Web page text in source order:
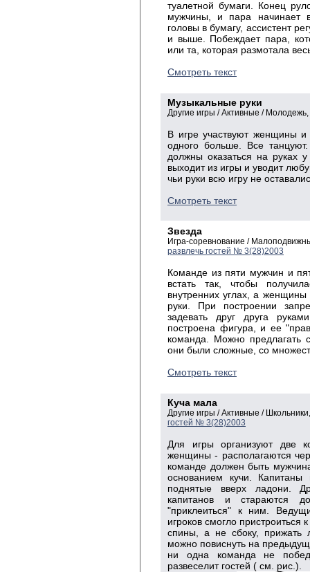
туалетной бумаги. Конец
мужчины, и пара начинает
головы в бумагу, ассистент
и выше. Побеждает пара,
или та, которая размотала
Смотреть текст
Музыкальные руки
Другие игры / Активные /
В игре участвуют женщины
одного больше. Все
должны оказаться на руках
выходит из игры и уводит
чьи руки всю игру не
Смотреть текст
Звезда
Игра-соревнование /
развлечь гостей № 3(28)2003
Команде из пяти мужчин и
встать так, чтобы
внутренних углах, а
руки. При построении
задевать друг друга
построена фигура, и ее
команда. Можно предлагать
они были сложные, со
Смотреть текст
Куча мала
Другие игры / Активные /
гостей № 3(28)2003
Для игры организуют две
женщины - располагаются
команде должен быть
основанием кучи.
поднятые вверх ладони.
капитанов и стараются
"приклеиться" к ним.
игроков смогло пристроиться
спины, а не сбоку, прижать
можно повиснуть на
ни одна команда не
развеселит гостей ( см. рис.).